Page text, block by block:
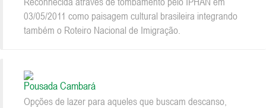
03/05/2011 como paisagem cultural brasileira integrando
também o Roteiro Nacional de Imigração.
Pousada Cambará
Opções de lazer para aqueles que buscam descanso,